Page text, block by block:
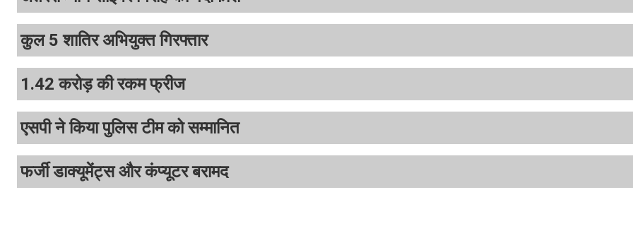
कुल 5 शातिर अभियुक्त गिरफ्तार
1.42 करोड़ की रकम फ्रीज
एसपी ने किया पुलिस टीम को सम्मानित
फर्जी डाक्यूमेंट्स और कंप्यूटर बरामद